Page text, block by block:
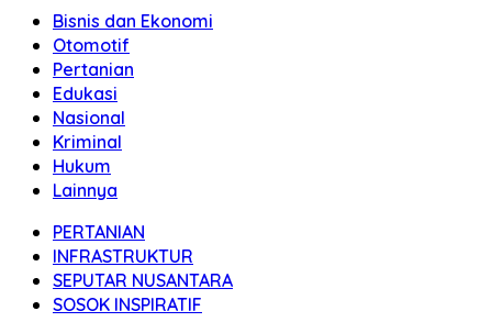
Bisnis dan Ekonomi
Otomotif
Pertanian
Edukasi
Nasional
Kriminal
Hukum
Lainnya
PERTANIAN
INFRASTRUKTUR
SEPUTAR NUSANTARA
SOSOK INSPIRATIF